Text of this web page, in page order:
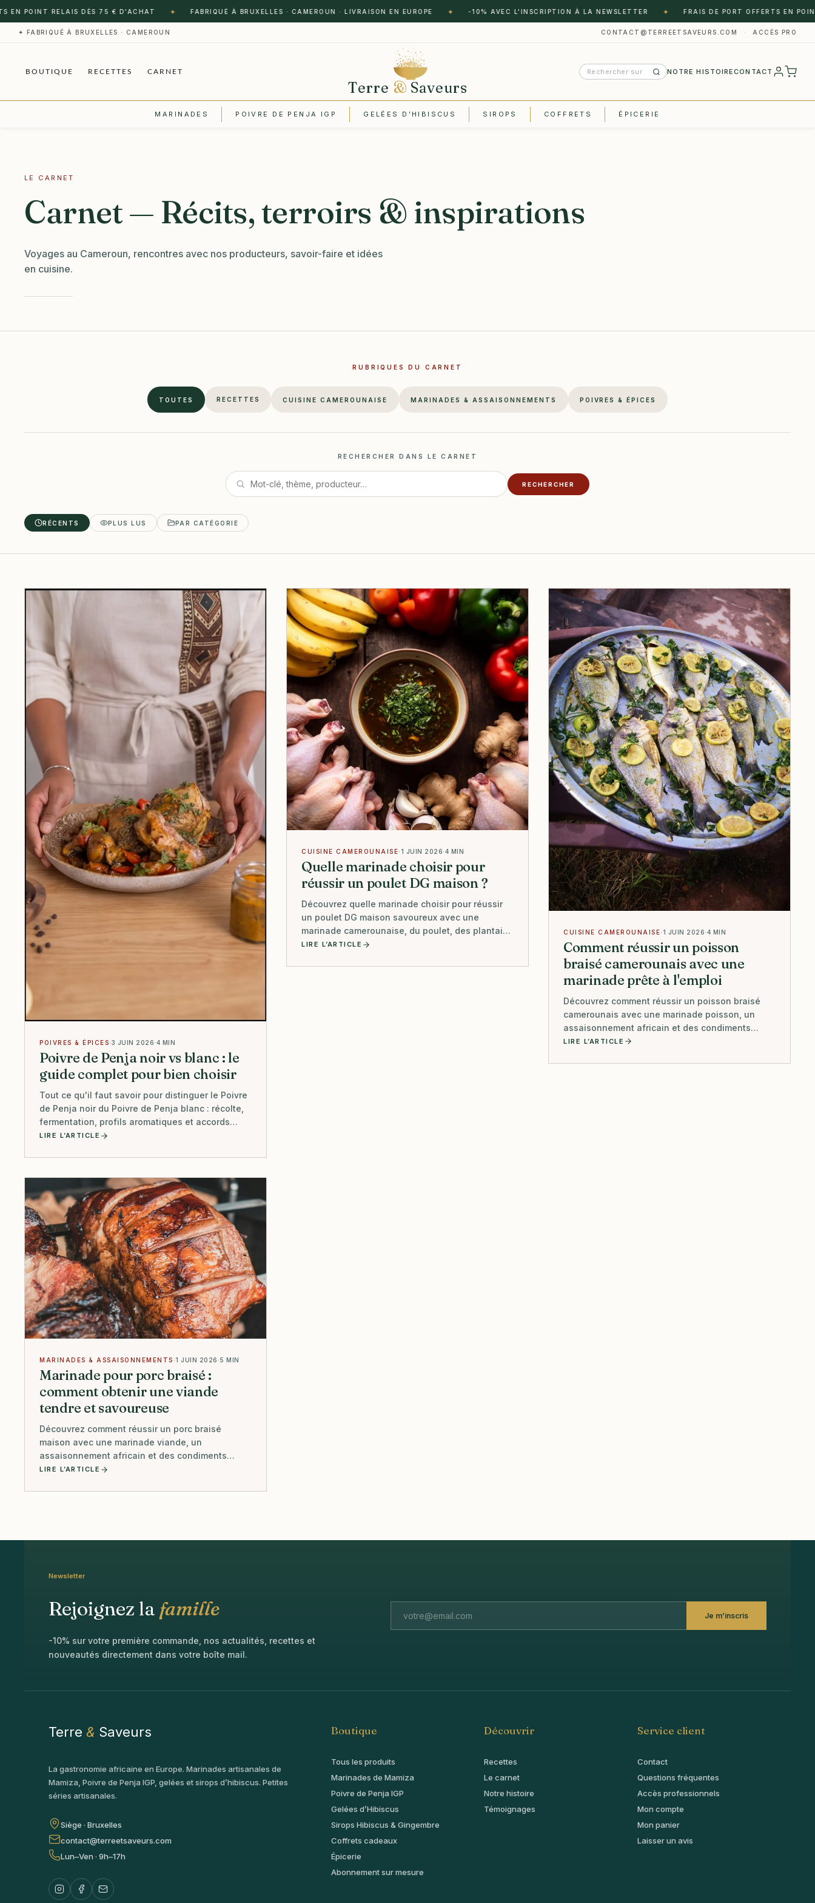
RELAIS DÈS 75 € D’ACHAT ✦ FABRIQUÉ À BRUXELLES · CAMEROUN · LIVRAISON EN EUROPE ✦ -10% AVEC L'INSCRIPTION À LA NEWSLETTER ✦ FRAIS DE PORT OFFERTS EN POINT
✦ FABRIQUÉ À BRUXELLES · CAMEROUN CONTACT@TERREETSAVEURS.COM · ACCÈS PRO
BOUTIQUE RECETTES CARNET
Terre & Saveurs
NOTRE HISTOIRECONTACT
MARINADES POIVRE DE PENJA IGP GELÉES D’HIBISCUS SIROPS COFFRETS ÉPICERIE
LE CARNET
Carnet — Récits, terroirs & inspirations
Voyages au Cameroun, rencontres avec nos producteurs, savoir-faire et idées
en cuisine.
RUBRIQUES DU CARNET
TOUTES RECETTES CUISINE CAMEROUNAISE MARINADES & ASSAISONNEMENTS POIVRES & ÉPICES
RECHERCHER DANS LE CARNET
RECHERCHER
RÉCENTS PLUS LUS PAR CATÉGORIE
POIVRES & ÉPICES·3 JUIN 2026·4 MIN
Poivre de Penja noir vs blanc : le
guide complet pour bien choisir
Tout ce qu'il faut savoir pour distinguer le Poivre
de Penja noir du Poivre de Penja blanc : récolte,
fermentation, profils aromatiques et accords
mets idéaux.
LIRE L’ARTICLE
CUISINE CAMEROUNAISE· 1 JUIN 2026·4 MIN
Quelle marinade choisir pour
réussir un poulet DG maison ?
Découvrez quelle marinade choisir pour réussir
un poulet DG maison savoureux avec une
marinade camerounaise, du poulet, des plantains
et des légumes.
LIRE L’ARTICLE
CUISINE CAMEROUNAISE· 1 JUIN 2026·4 MIN
Comment réussir un poisson
braisé camerounais avec une
marinade prête à l'emploi
Découvrez comment réussir un poisson braisé
camerounais avec une marinade poisson, un
assaisonnement africain et des condiments
artisanaux Terre & Saveurs.
LIRE L’ARTICLE
MARINADES & ASSAISONNEMENTS ·1 JUIN 2026 ·5 MIN
Marinade pour porc braisé :
comment obtenir une viande
tendre et savoureuse
Découvrez comment réussir un porc braisé
maison avec une marinade viande, un
assaisonnement africain et des condiments
camerounais Terre & Saveurs.
LIRE L’ARTICLE
Newsletter
Rejoignez la famille
-10% sur votre première commande, nos actualités, recettes et
nouveautés directement dans votre boîte mail.
Je m’inscris
Terre & Saveurs
La gastronomie africaine en Europe. Marinades artisanales de
Mamiza, Poivre de Penja IGP, gelées et sirops d’hibiscus. Petites
séries artisanales.
Siège · Bruxelles
contact@terreetsaveurs.com
Lun–Ven · 9h–17h
Boutique
Tous les produits
Marinades de Mamiza
Poivre de Penja IGP
Gelées d’Hibiscus
Sirops Hibiscus & Gingembre
Coffrets cadeaux
Épicerie
Abonnement sur mesure
Découvrir
Recettes
Le carnet
Notre histoire
Témoignages
Service client
Contact
Questions fréquentes
Accès professionnels
Mon compte
Mon panier
Laisser un avis